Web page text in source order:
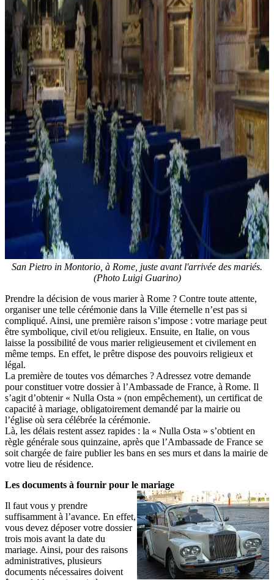
San Pietro in Montorio, à Rome, juste avant l'arrivée des mariés.
(Photo Luigi Guarino)
Prendre la décision de vous marier à Rome ? Contre toute attente,
organiser une telle cérémonie dans la Ville éternelle n’est pas si
compliqué. Ainsi, une première raison s’impose : votre mariage peut
être symbolique, civil et/ou religieux. Ensuite, en Italie, on vous
laisse la possibilité de vous marier religieusement et civilement en
même temps. En effet, le prêtre dispose des pouvoirs religieux et
légal.
La première de toutes vos démarches ? Adressez votre demande
pour constituer votre dossier à l’Ambassade de France, à Rome. Il
s’agit d’obtenir « Nulla Osta » (non empêchement), un certificat de
capacité à mariage, obligatoirement demandé par la mairie ou
l’église où sera célébrée la cérémonie.
Là, les délais restent assez rapides : la « Nulla Osta » s’obtient en
règle générale sous quinzaine, après que l’Ambassade de France se
soit chargée de faire publier les bans en ses murs et dans la mairie de
votre lieu de résidence.
Les documents à fournir pour le mariage
Il faut vous y prendre
suffisamment à l’avance. En effet,
vous devez déposer votre dossier
trois mois avant la date du
mariage. Ainsi, pour des raisons
administratives, plusieurs
documents nécessaires doivent